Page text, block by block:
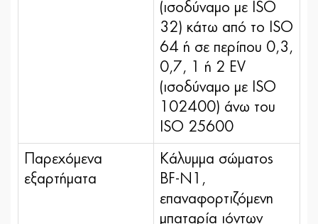
(ισοδύναμο με ISO
32) κάτω από το ISO
64 ή σε περίπου 0,3,
0,7, 1 ή 2 EV
(ισοδύναμο με ISO
102400) άνω του
ISO 25600
Παρεχόμενα
εξαρτήματα
Κάλυμμα σώματος
BF-N1,
επαναφορτιζόμενη
μπαταρία ιόντων